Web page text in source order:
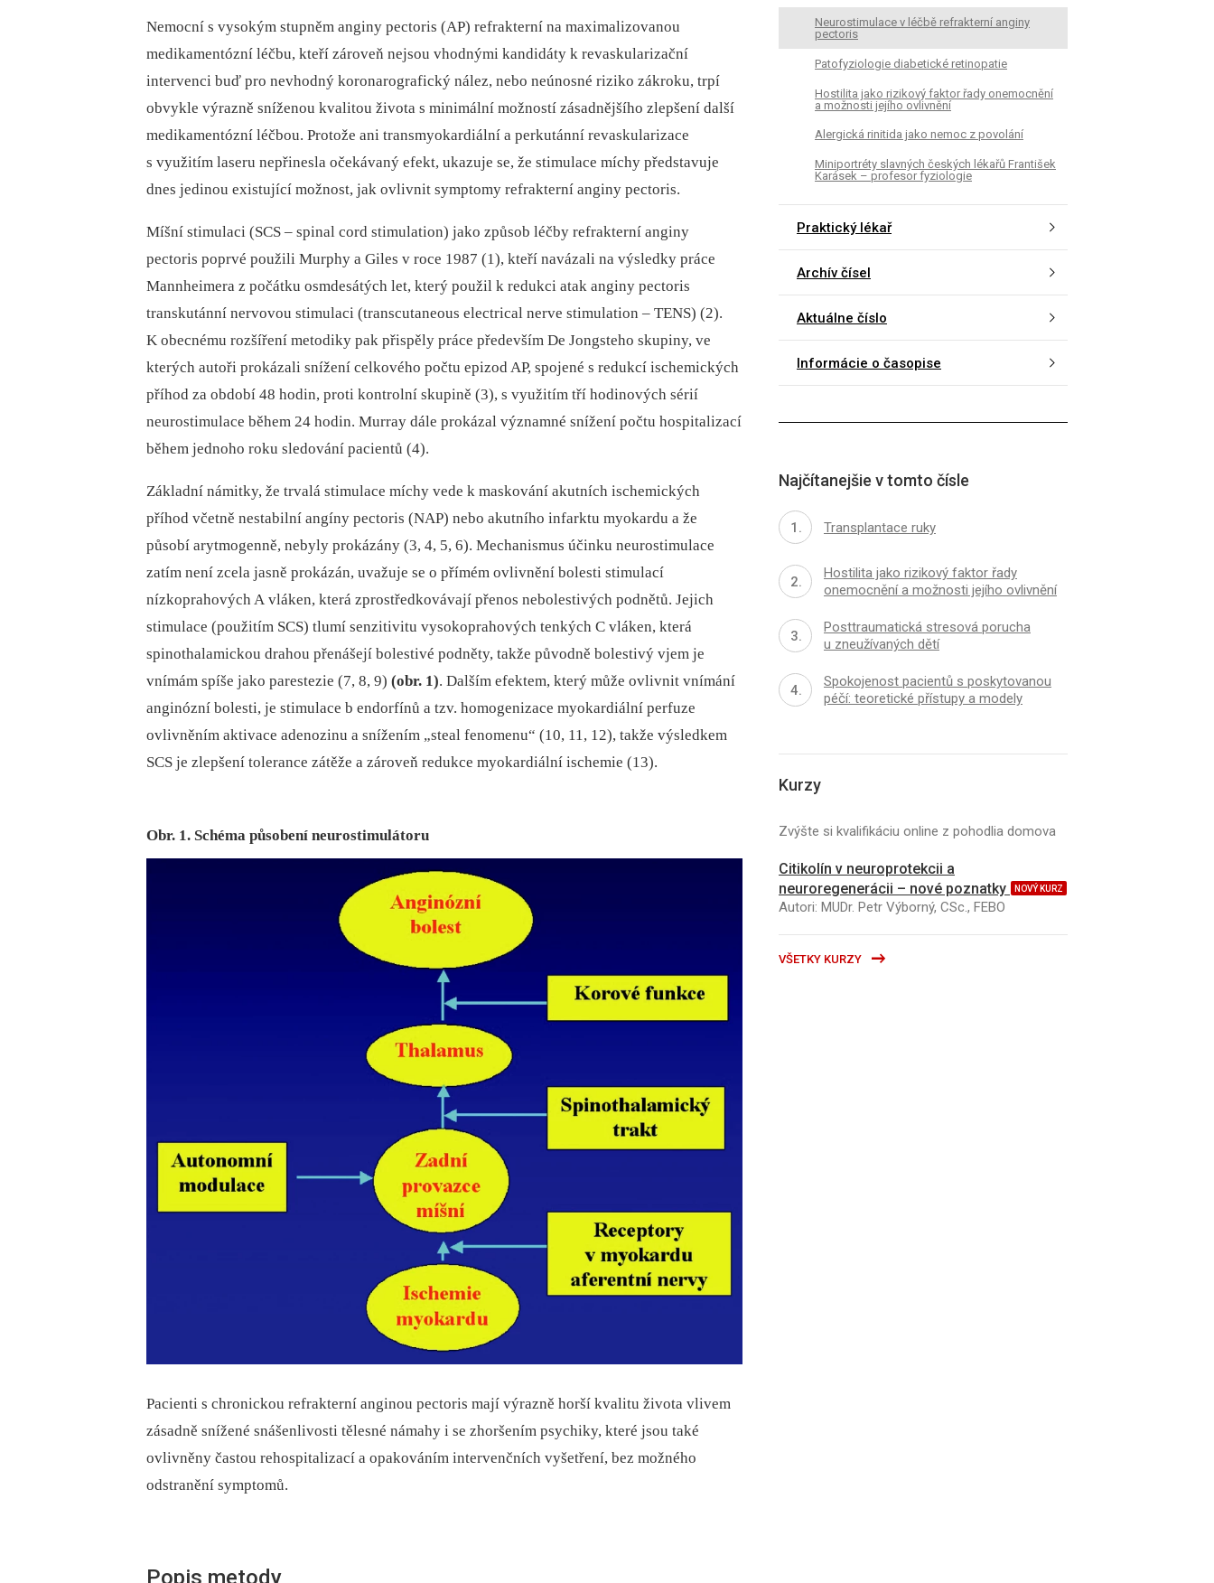
Nemocní s vysokým stupněm anginy pectoris (AP) refrakterní na maximalizovanou
medikamentózní léčbu, kteří zároveň nejsou vhodnými kandidáty k revaskularizační
intervenci buď pro nevhodný koronarografický nález, nebo neúnosné riziko zákroku, trpí
obvykle výrazně sníženou kvalitou života s minimální možností zásadnějšího zlepšení další
medikamentózní léčbou. Protože ani transmyokardiální a perkutánní revaskularizace
s využitím laseru nepřinesla očekávaný efekt, ukazuje se, že stimulace míchy představuje
dnes jedinou existující možnost, jak ovlivnit symptomy refrakterní anginy pectoris.
Míšní stimulaci (SCS –⁠ spinal cord stimulation) jako způsob léčby refrakterní anginy
pectoris poprvé použili Murphy a Giles v roce 1987 (1), kteří navázali na výsledky práce
Mannheimera z počátku osmdesátých let, který použil k redukci atak anginy pectoris
transkutánní nervovou stimulaci (transcutaneous electrical nerve stimulation –⁠ TENS) (2).
K obecnému rozšíření metodiky pak přispěly práce především De Jongsteho skupiny, ve
kterých autoři prokázali snížení celkového počtu epizod AP, spojené s redukcí ischemických
příhod za období 48 hodin, proti kontrolní skupině (3), s využitím tří hodinových sérií
neurostimulace během 24 hodin. Murray dále prokázal významné snížení počtu hospitalizací
během jednoho roku sledování pacientů (4).
Základní námitky, že trvalá stimulace míchy vede k maskování akutních ischemických
příhod včetně nestabilní angíny pectoris (NAP) nebo akutního infarktu myokardu a že
působí arytmogenně, nebyly prokázány (3, 4, 5, 6). Mechanismus účinku neurostimulace
zatím není zcela jasně prokázán, uvažuje se o přímém ovlivnění bolesti stimulací
nízkoprahových A vláken, která zprostředkovávají přenos nebolestivých podnětů. Jejich
stimulace (použitím SCS) tlumí senzitivitu vysokoprahových tenkých C vláken, která
spinothalamickou drahou přenášejí bolestivé podněty, takže původně bolestivý vjem je
vnímám spíše jako parestezie (7, 8, 9) (obr. 1). Dalším efektem, který může ovlivnit vnímání
anginózní bolesti, je stimulace b endorfínů a tzv. homogenizace myokardiální perfuze
ovlivněním aktivace adenozinu a snížením „steal fenomenu“ (10, 11, 12), takže výsledkem
SCS je zlepšení tolerance zátěže a zároveň redukce myokardiální ischemie (13).
Obr. 1. Schéma působení neurostimulátoru
Pacienti s chronickou refrakterní anginou pectoris mají výrazně horší kvalitu života vlivem
zásadně snížené snášenlivosti tělesné námahy i se zhoršením psychiky, které jsou také
ovlivněny častou rehospitalizací a opakováním intervenčních vyšetření, bez možného
odstranění symptomů.
Popis metody
Neurostimulace v léčbě refrakterní anginy
pectoris
Patofyziologie diabetické retinopatie
Hostilita jako rizikový faktor řady onemocnění
a možnosti jejího ovlivnění
Alergická rinitida jako nemoc z povolání
Miniportréty slavných českých lékařů František
Karásek – profesor fyziologie
Praktický lékař
Archív čísel
Aktuálne číslo
Informácie o časopise
Najčítanejšie v tomto čísle
Transplantace ruky
Hostilita jako rizikový faktor řady
onemocnění a možnosti jejího ovlivnění
Posttraumatická stresová porucha
u zneužívaných dětí
Spokojenost pacientů s poskytovanou
péčí: teoretické přístupy a modely
Kurzy
Zvýšte si kvalifikáciu online z pohodlia domova
Citikolín v neuroprotekcii a
neuroregenerácii – nové poznatky
NOVÝ KURZ
Autori: MUDr. Petr Výborný, CSc., FEBO
VŠETKY KURZY